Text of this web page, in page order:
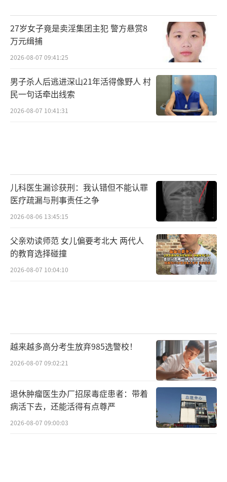
27岁女子竟是卖淫集团主犯 警方悬赏8
万元缉捕
2026-08-07 09:41:25
男子杀人后逃进深山21年活得像野人 村
民一句话牵出线索
2026-08-07 10:41:31
儿科医生漏诊获刑：我认错但不能认罪
医疗疏漏与刑事责任之争
2026-08-06 13:45:15
父亲劝读师范 女儿偏要考北大 两代人
的教育选择碰撞
2026-08-07 10:04:10
越来越多高分考生放弃985选警校！
2026-08-07 09:02:21
退休肿瘤医生办厂招尿毒症患者：带着
病活下去，还能活得有点尊严
2026-08-07 09:00:03